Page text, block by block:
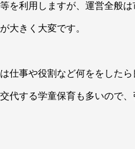
を利用しますが、運営全般
大きく大変です。
仕事や役割など何ををした
代する学童保育も多いので